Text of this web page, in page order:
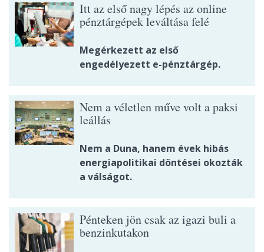
Itt az első nagy lépés az online
pénztárgépek leváltása felé
Megérkezett az első
engedélyezett e-pénztárgép.
Nem a véletlen műve volt a paksi
leállás
Nem a Duna, hanem évek hibás
energiapolitikai döntései okozták
a válságot.
Pénteken jön csak az igazi buli a
benzinkutakon